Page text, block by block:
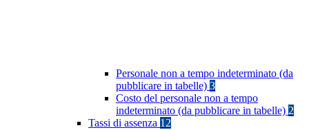
Personale non a tempo indeterminato (da
pubblicare in tabelle) 3
Costo del personale non a tempo
indeterminato (da pubblicare in tabelle) 2
Tassi di assenza 12